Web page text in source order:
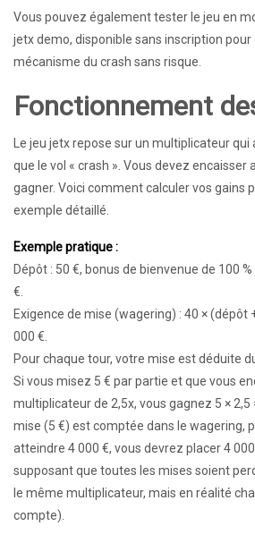
Vous pouvez également tester le jeu en
jetx demo, disponible sans inscription pour
mécanisme du crash sans risque.
Fonctionnement
Le jeu jetx repose sur un multiplicateur qui
que le vol « crash ». Vous devez encaisser
gagner. Voici comment calculer vos gains
exemple détaillé.
Exemple pratique :
Dépôt : 50 €, bonus de bienvenue de 100
€.
Exigence de mise (wagering) : 40 × (dépôt
000 €.
Pour chaque tour, votre mise est déduite
Si vous misez 5 € par partie et que vous
multiplicateur de 2,5x, vous gagnez 5 × 2,5
mise (5 €) est comptée dans le wagering,
atteindre 4 000 €, vous devrez placer 4
supposant que toutes les mises soient
le même multiplicateur, mais en réalité
compte).